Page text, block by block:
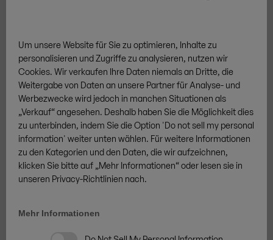
Um unsere Website für Sie zu optimieren, Inhalte zu
personalisieren und Zugriffe zu analysieren, nutzen wir
Cookies. Wir verkaufen Ihre Daten niemals an Dritte, die
Weitergabe von Daten an unsere Partner für Analyse- und
Werbezwecke wird jedoch in manchen Situationen als
„Verkauf“angesehen. Deshalb haben Sie die Möglichkeit dies
zu unterbinden, indem Sie die Option 'Do not sell my personal
information' weiter unten wählen. Für weitere Informationen
zu den Kategorien und den Daten, die wir aufzeichnen,
klicken Sie bitte auf „Mehr Informationen“oder lesen sie in
unseren Privacy-Richtlinien nach.
Mehr Informationen
AGBDatenschutzCookiesImpressumSitemap
Vertrag widerrufen
DE / DE
© ZINGERLE GROUP